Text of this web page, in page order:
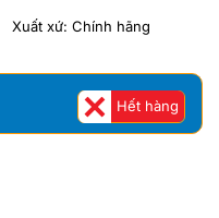
là:
tại
2.972.000 ₫.
Xuất xứ: Chính hãng
Hết hàng